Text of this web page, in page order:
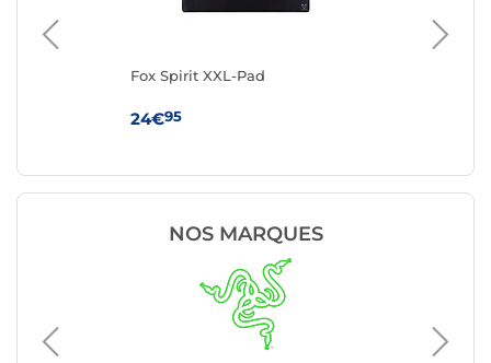
Fox Spirit XXL-Pad
24€95
NOS MARQUES
Tapis